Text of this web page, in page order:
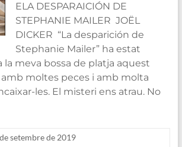
ELA DESPARAICIÓN DE
STEPHANIE MAILER JOËL
DICKER “La desparición de
Stephanie Mailer” ha estat
la meva bossa de platja aquest
moltes peces i amb molta
les. El misteri ens atrau. No
setembre de 2019